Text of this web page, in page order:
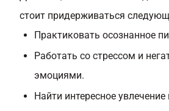
стоит придерживаться
Практиковать осознанное
Работать со стрессом и
эмоциями.
Найти интересное увлечение